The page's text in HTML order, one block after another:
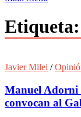
Etiqueta:
Javier Milei /
Manuel Adorni
convocan al